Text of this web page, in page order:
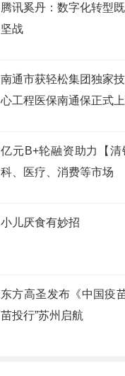
腾讯奚丹：数字化转型
坚战
南通市获轻松集团独家
心工程医保南通保正式
亿元B+轮融资助力【
科、医疗、消费等市场
小儿厌食有妙招
东方高圣发布《中国疫
苗投行”苏州启航